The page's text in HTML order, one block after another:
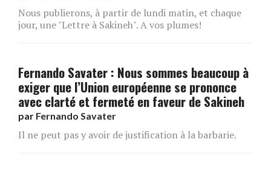
Nous publierons, à partir de lundi matin, et chaque
jour, une "Lettre à Sakineh". A vos plumes!
Fernando Savater : Nous sommes beaucoup à
exiger que l’Union européenne se prononce
avec clarté et fermeté en faveur de Sakineh
par Fernando Savater
Il ne peut pas y avoir de justification à la barbarie.